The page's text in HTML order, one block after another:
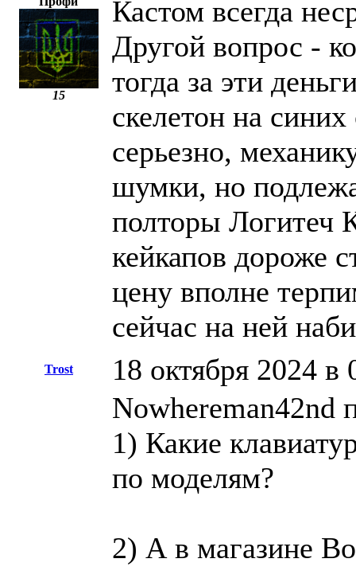
15
Кастом всегда
Другой вопрос -
тогда за эти
скелетон на
серьезно,
шумки, но
полторы Логитеч
кейкапов дороже
цену вполне
сейчас на ней
Trost 18 октября 2024 в
Nowhereman42nd
1) Какие
по моделям?
2) А в магазине